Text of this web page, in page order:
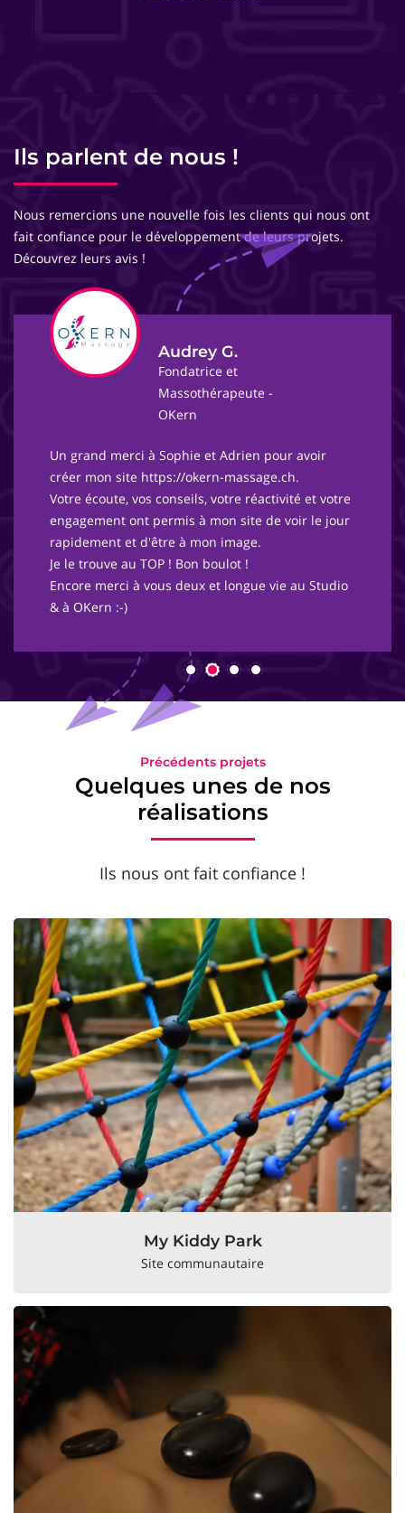
Ils parlent de nous !
Nous remercions une nouvelle fois les clients qui nous ont
fait confiance pour le développement de leurs projets.
Découvrez leurs avis !
Audrey G.
Fondatrice et
Massothérapeute -
OKern
Un grand merci à Sophie et Adrien pour avoir
créer mon site https://okern-massage.ch.
Votre écoute, vos conseils, votre réactivité et votre
engagement ont permis à mon site de voir le jour
rapidement et d'être à mon image.
Je le trouve au TOP ! Bon boulot !
Encore merci à vous deux et longue vie au Studio
& à OKern :-)
Précédents projets
Quelques unes de nos
réalisations
Ils nous ont fait confiance !
My Kiddy Park
Site communautaire